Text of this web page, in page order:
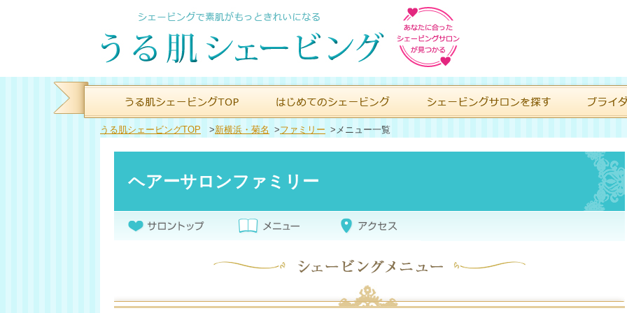
うる肌シェービングTOP >新横浜・菊名 >ファミリー > メニュー一覧
ヘアーサロンファミリー